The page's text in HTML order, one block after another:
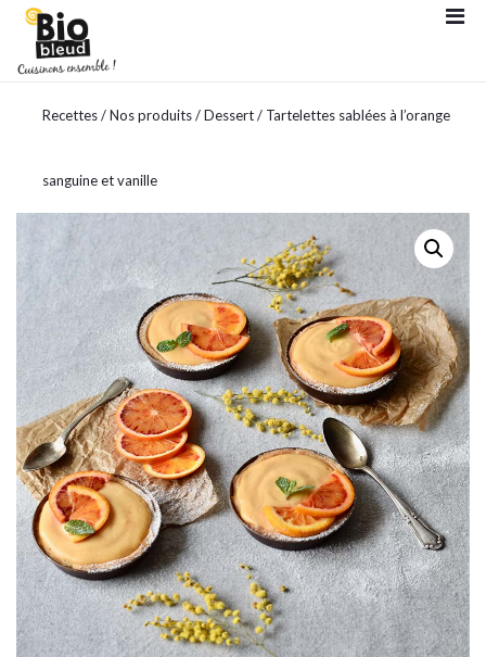
Recettes/Nos produits/Dessert/ Tartelettes sablées à l’orange
sanguine et vanille